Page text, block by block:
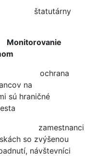
štatutárny
ochrana
na
sú hraničné
so zvýšenou
návštevníci